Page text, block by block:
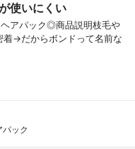
使いにくい
アパック◎商品説明枝毛や
着→だからボンドって名前な
ック